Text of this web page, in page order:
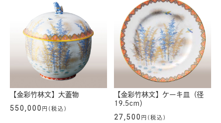
【金彩竹林文】大蓋物
550,000 円(税込)
【金彩竹林文】ケーキ皿（径
19.5cm）
27,500 円(税込)